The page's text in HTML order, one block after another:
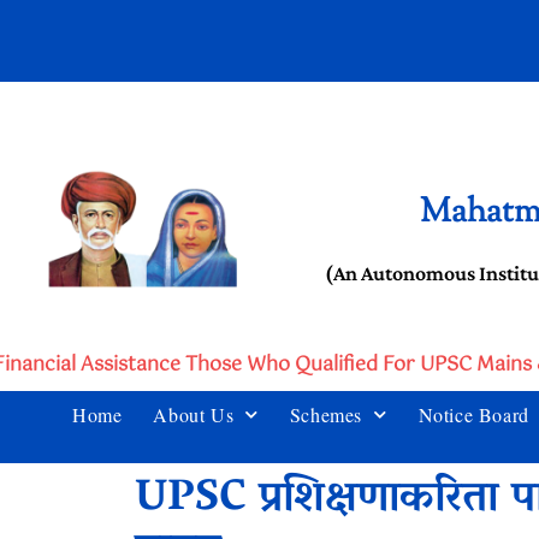
(An Autonomous
Assistance Those Who Qualified For UPSC Mains
Home About Us Schemes Notice Board
UPSC